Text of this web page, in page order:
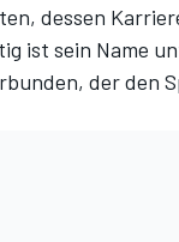
dessen
ist sein Name
der den